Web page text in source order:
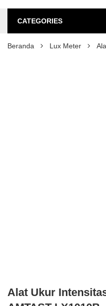
CATEGORIES
Beranda Lux Meter
Alat Ukur